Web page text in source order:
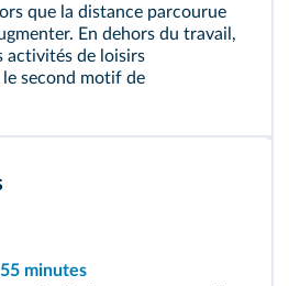
que la distance parcourue
En dehors du travail,
activités de loisirs
second motif de
55 minutes